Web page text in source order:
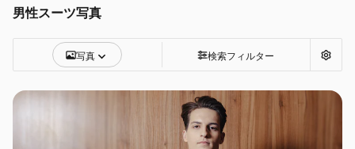
男性スーツ写真
写真 検索フィルター